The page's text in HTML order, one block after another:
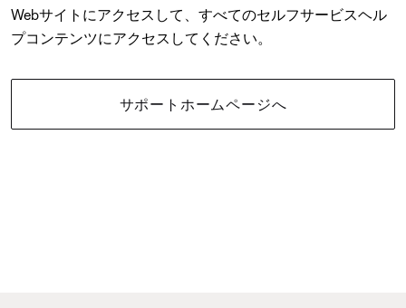
Webサイトにアクセスして、すべてのセルフサービスヘル
プコンテンツにアクセスしてください。
サポートホームページへ